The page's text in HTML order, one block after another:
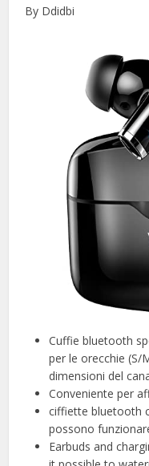
By Ddidbi
Cuffie bluetooth
per le orecchie (S/
dimensioni del
Conveniente per
ciffiette bluetooth
possono
Earbuds and